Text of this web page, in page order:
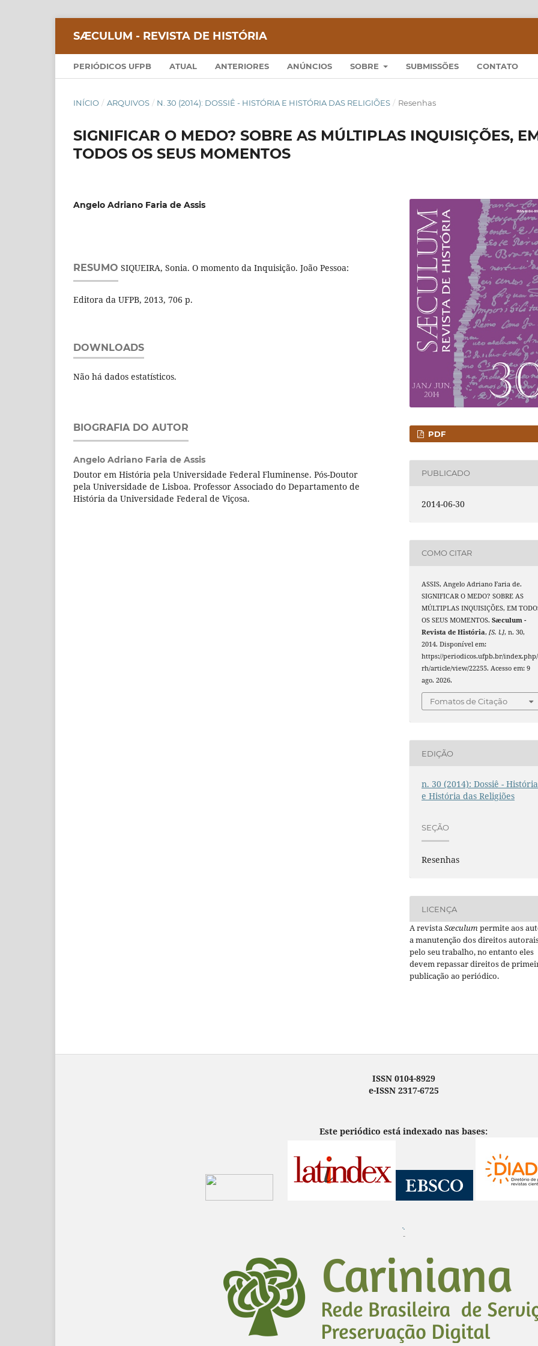
SÆCULUM - REVISTA DE HISTÓRIA
PERIÓDICOS UFPB ATUAL ANTERIORES ANÚNCIOS SOBRE SUBMISSÕES CONTATO
INÍCIO / ARQUIVOS / N. 30 (2014): DOSSIÊ - HISTÓRIA E HISTÓRIA DAS RELIGIÕES / Resenhas
SIGNIFICAR O MEDO? SOBRE AS MÚLTIPLAS INQUISIÇÕES,
TODOS OS SEUS MOMENTOS
Angelo Adriano Faria de Assis
RESUMO SIQUEIRA, Sonia. O momento da Inquisição. João Pessoa:
Editora da UFPB, 2013, 706 p.
DOWNLOADS
Não há dados estatísticos.
BIOGRAFIA DO AUTOR
Angelo Adriano Faria de Assis
Doutor em História pela Universidade Federal Fluminense. Pós-Doutor
pela Universidade de Lisboa. Professor Associado do Departamento de
História da Universidade Federal de Viçosa.
PDF
PUBLICADO
2014-06-30
COMO CITAR
ASSIS, Angelo Adriano Faria de.
SIGNIFICAR O MEDO? SOBRE AS
MÚLTIPLAS INQUISIÇÕES, EM
OS SEUS MOMENTOS.Sæculum -
Revista de História,[S. l.], n. 30,
2014. Disponível em:
https://periodicos.ufpb.br/
rh/article/view/22255. Acesso em: 9
ago. 2026.
Fomatos de Citação
EDIÇÃO
n. 30 (2014): Dossiê - História
e História das Religiões
SEÇÃO
Resenhas
LICENÇA
A revistaSæculumpermite aos
a manutenção dos direitos
pelo seu trabalho, no entanto eles
devem repassar direitos de
publicação ao periódico.
ISSN 0104-8929
e-ISSN 2317-6725
Este periódico está indexado nas bases:
¨